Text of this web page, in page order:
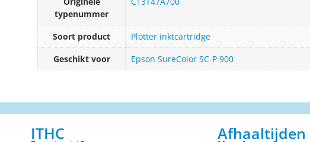
typenummer
Soort product
Plotter inktcartridge
Geschikt voor
Epson SureColor SC-P 900
ITHC Afhaaltijden